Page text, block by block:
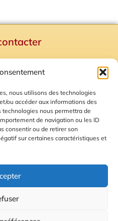
nous utilisons des technologies
ou accéder aux informations des
nous permettra de
de navigation ou les ID
consentir ou de retirer son
sur certaines caractéristiques et
Plan du site
Cookies
Calade